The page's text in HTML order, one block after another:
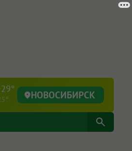
НОВОСИБИРСК